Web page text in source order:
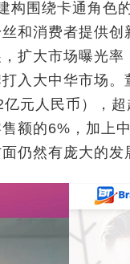
构围绕卡通角色
和消费者提供
扩大市场曝光
入大中华市场
元人民币），
额的6%，加上
仍然有庞大的发